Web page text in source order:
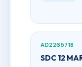
AD2265718
SDC 12